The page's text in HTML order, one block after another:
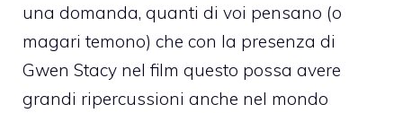
una domanda, quanti di voi pensano (o
magari temono) che con la presenza di
Gwen Stacy nel film questo possa avere
grandi ripercussioni anche nel mondo